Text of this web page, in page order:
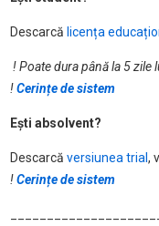
Descarcă licența
! Poate dura până la 5
!Cerințe de sistem
Ești absolvent?
Descarcă versiunea trial ,
!Cerințe de sistem